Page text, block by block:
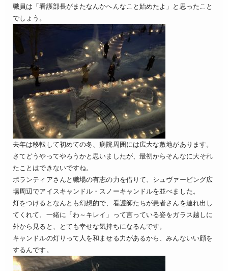
職員は「看護部長がまたなんかへんなこと始めたよ」と思ったこと
でしょう。
去年は移転して初めての冬、病院周囲には広大な敷地があります。
さてどうやってやろうかと思いましたが、最初からそんなに大それ
たことはできないですね。
ボランティアさんと職場の有志の力を借りて、シュヴァービング広
場周辺でアイスキャンドル・スノーキャンドルを並べました。
灯をつけるとなんとも幻想的で、看護師たちが患者さんを連れ出し
てくれて、一緒に「わ～キレイ」って言っている姿をガラス越しに
外から見ると、とても幸せな気持ちになるんです。
キャンドルの灯りって人を和ませる力があるから、みんないい顔を
するんです。